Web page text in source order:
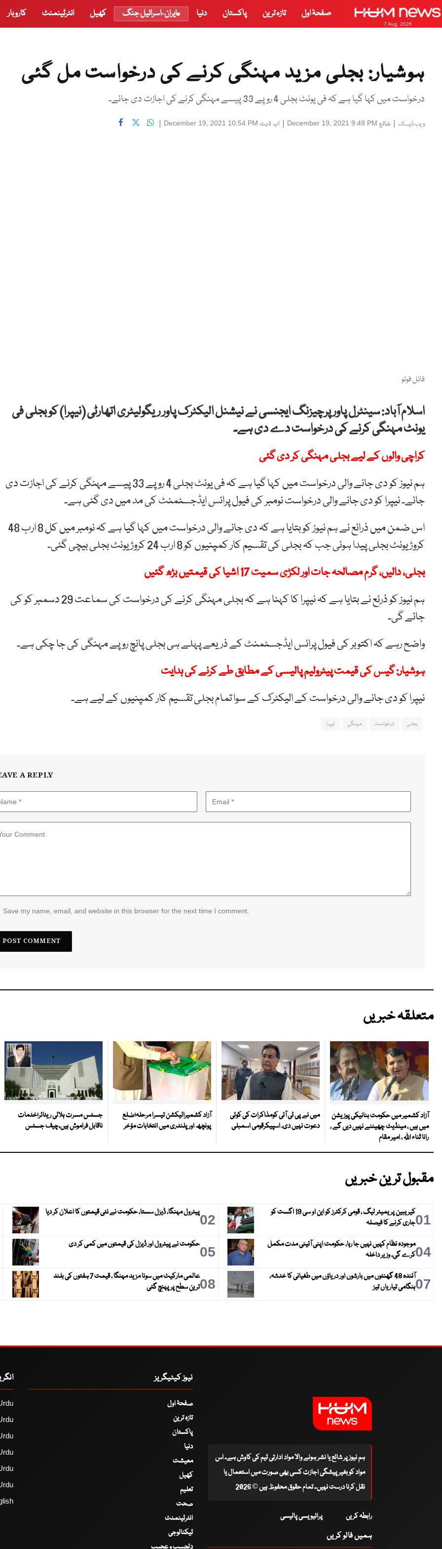
7 Aug, 2026
صفحۂ اول تازہ ترین پاکستان دنیا ایران-اسرائیل جنگ کھیل انٹرٹینمنٹ کاروبار
ہوشیار: بجلی مزید مہنگی کرنے کی درخواست مل گئی
درخواست میں کہا گیا ہے کہ فی یونٹ بجلی 4 روپے 33 پیسے مہنگی کرنے کی اجازت دی جائے۔
ویب ڈیسک | شائع December 19, 2021 9:49 PM
| اپ ڈیٹ December 19, 2021 10:54 PM
|
فائل فوٹو
اسلام آباد: سینٹرل پاور پرچیزنگ ایجنسی نے نیشنل الیکٹرک پاور ریگولیٹری اتھارٹی (نیپرا) کو بجلی فی
یونٹ مہنگی کرنے کی درخواست دے دی ہے۔
کراچی والوں کے لیے بجلی مہنگی کر دی گئی
ہم نیوز کو دی جانے والی درخواست میں کہا گیا ہے کہ فی یونٹ بجلی 4 روپے 33 پیسے مہنگی کرنے کی اجازت دی
جائے۔ نیپرا کو دی جانے والی درخواست نومبر کی فیول پرائس ایڈجسٹمنٹ کی مد میں دی گئی ہے۔
اس ضمن میں ذرائع نے ہم نیوز کو بتایا ہے کہ دی جانے والی درخواست میں کہا گیا ہے کہ نومبر میں کل 8 ارب 48
کروڑ یونٹ بجلی پیدا ہوئی جب کہ بجلی کی تقسیم کار کمپنیوں کو 8 ارب 24 کروڑ یونٹ بجلی بیچی گئی۔
بجلی، دالیں، گرم مصالحہ جات اور لکڑی سمیت 17 اشیا کی قیمتیں بڑھ گئیں
ہم نیوز کو ذرئع نے بتایا ہے کہ نیپرا کا کہنا ہے کہ بجلی مہنگی کرنے کی درخواست کی سماعت 29 دسمبر کو کی
جائے گی۔
واضح رہے کہ اکتوبر کی فیول پرائس ایڈجسٹمنٹ کے ذریعے پہلے ہی بجلی پانچ روپے مہنگی کی جا چکی ہے۔
ہوشیار: گیس کی قیمت پیٹرولیم پالیسی کے مطابق طے کرنے کی ہدایت
نیپرا کو دی جانے والی درخواست کے الیکٹرک کے سوا تمام بجلی تقسیم کار کمپنیوں کے لیے ہے۔
بجلی درخواست مہنگی نیپرا
A REPLY
Save my name, email, and website in this browser for the next time I comment.
متعلقہ خبریں
آزاد کشمیر میں حکومت بنانیکی پوزیشن
میں ہیں ، مینڈیٹ چھیننے نہیں دیں گے ،
رانا ثناء اللہ ، امیر مقام
میں نے پی ٹی آئی کومذاکرات کی کوئی
دعوت نہیں دی، اسپیکرقومی اسمبلی
آزاد کشمیرالیکشن تیسرا مرحلہ؛ضلع
پونچھ اور پلندری میں انتخابات مؤخر
جسٹس مسرت ہلالی ریٹائر؛خدمات
ناقابل فراموش ہیں،چیف جسٹس
مقبول ترین خبریں
01
کیریبین پریمیئر لیگ ، قومی کرکٹرز کو این او سی 19 اگست کو
جاری کرنے کا فیصلہ
02پیٹرول مہنگا، ڈیزل سستا، حکومت نے نئی قیمتوں کا اعلان کر دیا
04موجودہ نظام کہیں نہیں جا رہا، حکومت اپنی آئینی مدت مکمل
کرے گی، وزیر داخلہ
05حکومت نے پیٹرول اور ڈیزل کی قیمتوں میں کمی کر دی
07
آئندہ 48 گھنٹوں میں بارشوں اور دریاؤں میں طغیانی کا خدشہ،
ہنگامی تیاریاں تیز
08
عالمی مارکیٹ میں سونا مزید مہنگا ، قیمت 7 ہفتوں کی بلند
ترین سطح پر پہنچ گئی
ہم نیوز پر شائع یا نشر ہونے والا مواد ادارتی ٹیم کی کاوش ہے۔ اس
مواد کو بغیر پیشگی اجازت کسی بھی صورت میں استعمال یا
نقل کرنا درست نہیں۔ تمام حقوق محفوظ ہیں © 2026
رابطہ کریں پرائیویسی پالیسی
ہمیں فالو کریں
نیوز کیٹیگریز
صفحۂ اول
تازہ ترین
پاکستان
دنیا
معیشت
کھیل
تعلیم
صحت
انٹرٹینمنٹ
ٹیکنالوجی